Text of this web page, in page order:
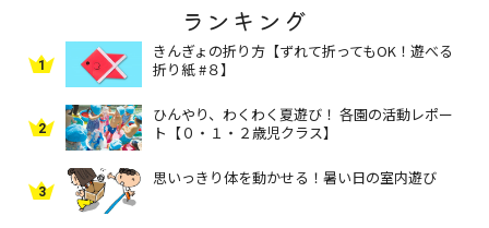
ランキング
1
きんぎょの折り方【ずれて折ってもOK！遊べる
折り紙 #８】
2
ひんやり、わくわく夏遊び！ 各園の活動レポー
ト【０・１・２歳児クラス】
3
思いっきり体を動かせる！暑い日の室内遊び